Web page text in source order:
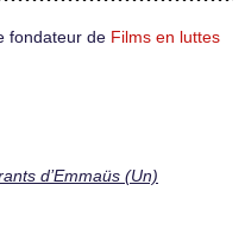
fondateur de Films en luttes
d’Emmaüs (Un)